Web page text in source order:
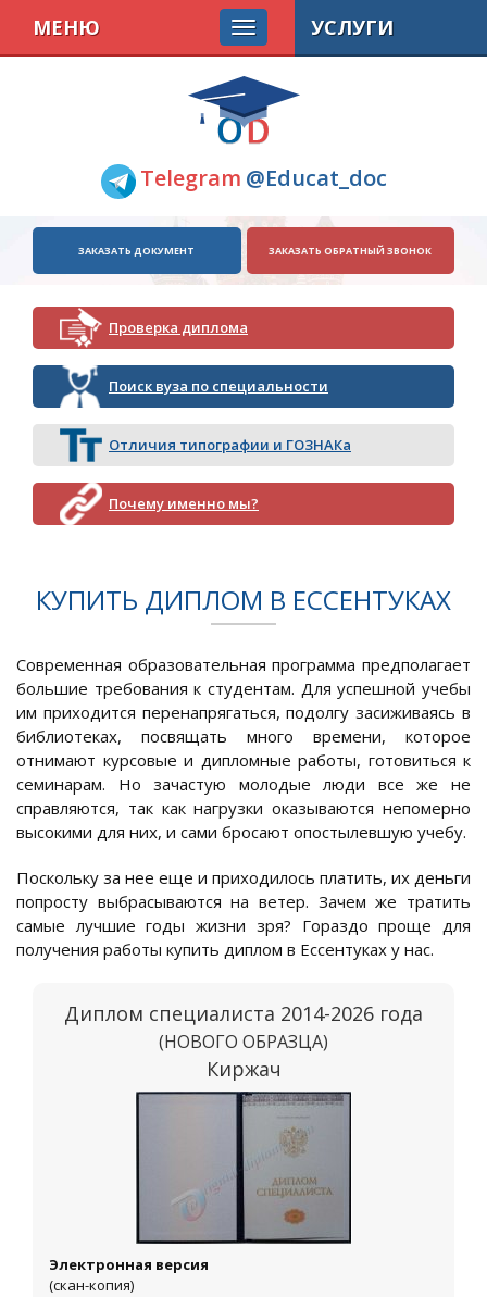
Telegram @Educat_doc
МЕНЮ
ЗАКАЗАТЬ ДОКУМЕНТ ЗАКАЗАТЬ ОБРАТНЫЙ ЗВОНОК
Проверка диплома
Поиск вуза по специальности
Отличия типографии и ГОЗНАКа
Почему именно мы?
УСЛУГИ
КУПИТЬ ДИПЛОМ В ЕССЕНТУКАХ
Современная образовательная программа предполагает
большие требования к студентам. Для успешной учебы
им приходится перенапрягаться, подолгу засиживаясь в
библиотеках, посвящать много времени, которое
отнимают курсовые и дипломные работы, готовиться к
семинарам. Но зачастую молодые люди все же не
справляются, так как нагрузки оказываются непомерно
высокими для них, и сами бросают опостылевшую учебу.
Поскольку за нее еще и приходилось платить, их деньги
попросту выбрасываются на ветер. Зачем же тратить
самые лучшие годы жизни зря? Гораздо проще для
получения работы купить диплом в Ессентуках у нас.
Диплом специалиста 2014-2026 года
(НОВОГО ОБРАЗЦА)
Киржач
Электронная версия
(скан-копия)